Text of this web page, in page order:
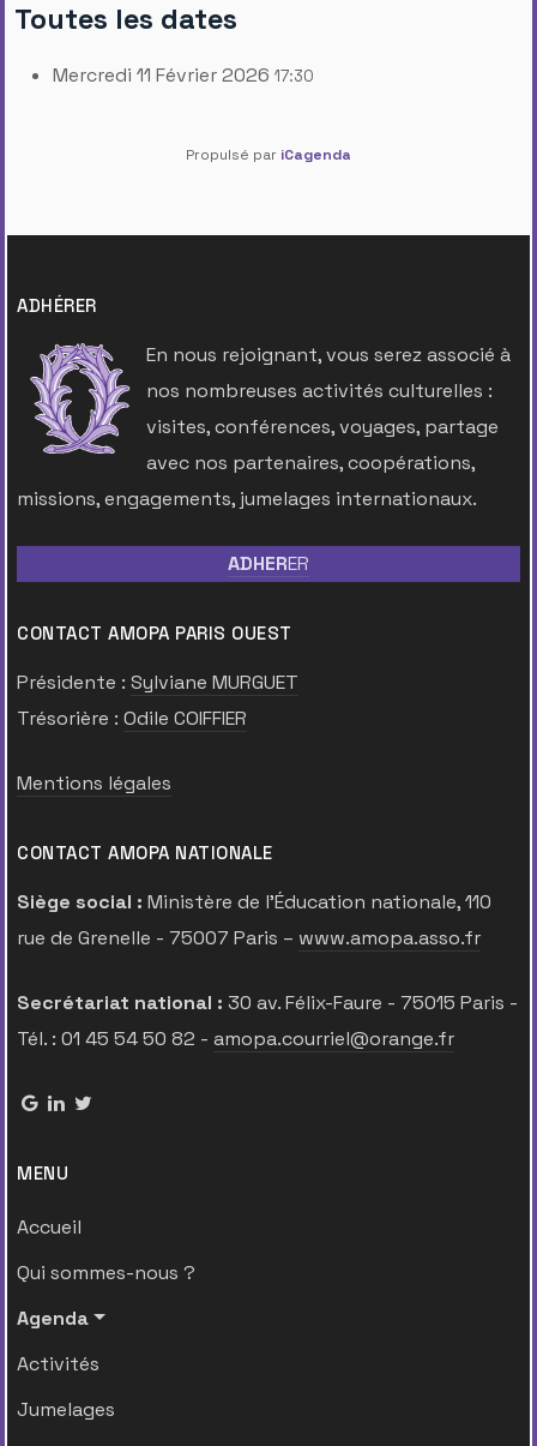
Toutes les dates
Mercredi 11 Février 2026 17:30
Propulsé par iCagenda
ADHÉRER
En nous rejoignant, vous serez associé à
nos nombreuses activités culturelles :
visites, conférences, voyages, partage
avec nos partenaires, coopérations,
missions, engagements, jumelages internationaux.
ADHERER
CONTACT AMOPA PARIS OUEST
Présidente : Sylviane MURGUET
Trésorière : Odile COIFFIER
Mentions légales
CONTACT AMOPA NATIONALE
Siège social : Ministère de l’Éducation nationale, 110
rue de Grenelle - 75007 Paris – www.amopa.asso.fr
Secrétariat national : 30 av. Félix-Faure - 75015 Paris -
Tél. : 01 45 54 50 82 - amopa.courriel@orange.fr
MENU
Accueil
Qui sommes-nous ?
Agenda
Activités
Jumelages